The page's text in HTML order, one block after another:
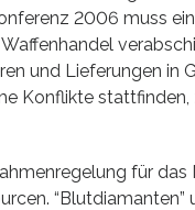
2006 muss
und Lieferungen in
Konflikte stattfinden,
für das
“Blutdiamanten”